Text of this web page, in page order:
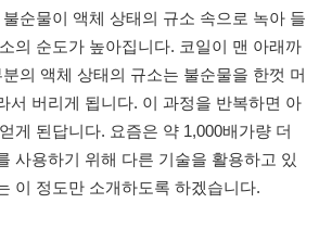
순물이 액체 상태의 규소 속으로 녹아 들
의 순도가 높아집니다. 코일이 맨 아래까
의 액체 상태의 규소는 불순물을 한껏 머
서 버리게 됩니다. 이 과정을 반복하면 아
게 된답니다. 요즘은 약 1,000배가량 더
사용하기 위해 다른 기술을 활용하고 있
이 정도만 소개하도록 하겠습니다.